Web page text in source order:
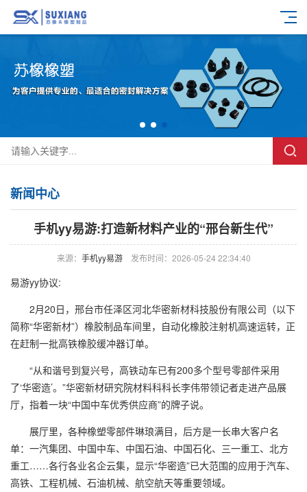
新闻中心
手机yy易游:打造新材料产业的“邢台新生代”
来源： 手机yy易游发布时间：2026-05-24 22:34:40
易游yy协议:
2月20日，邢台市任泽区河北华密新材科技股份有限公司（以下
简称“华密新材”）橡胶制品车间里，自动化橡胶注射机高速运转，正
在赶制一批高铁橡胶缓冲器订单。
“从和谐号到复兴号，高铁动车已有200多个型号零部件采用
了‘华密造’。”华密新材研究院材料科科长李伟带领记者走进产品展
厅，指着一块“中国中车优秀供应商”的牌子说。
展厅里，各种橡塑零部件琳琅满目，后方是一长串大客户名
单：一汽集团、中国中车、中国石油、中国石化、三一重工、北方
重工……各行各业名企云集，显示“华密造”已大范围的应用于汽车、
高铁、工程机械、石油机械、航空航天等重要领域。